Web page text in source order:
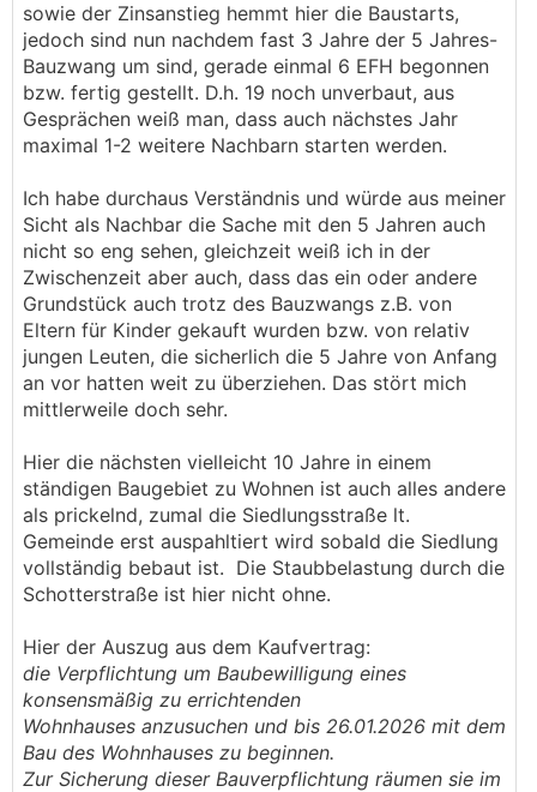
sowie der Zinsanstieg hemmt hier die Baustarts,
jedoch sind nun nachdem fast 3 Jahre der 5 Jahres-
Bauzwang um sind, gerade einmal 6 EFH begonnen
bzw. fertig gestellt. D.h. 19 noch unverbaut, aus
Gesprächen weiß man, dass auch nächstes Jahr
maximal 1-2 weitere Nachbarn starten werden.
Ich habe durchaus Verständnis und würde aus meiner
Sicht als Nachbar die Sache mit den 5 Jahren auch
nicht so eng sehen, gleichzeit weiß ich in der
Zwischenzeit aber auch, dass das ein oder andere
Grundstück auch trotz des Bauzwangs z.B. von
Eltern für Kinder gekauft wurden bzw. von relativ
jungen Leuten, die sicherlich die 5 Jahre von Anfang
an vor hatten weit zu überziehen. Das stört mich
mittlerweile doch sehr.
Hier die nächsten vielleicht 10 Jahre in einem
ständigen Baugebiet zu Wohnen ist auch alles andere
als prickelnd, zumal die Siedlungsstraße lt.
Gemeinde erst auspahltiert wird sobald die Siedlung
vollständig bebaut ist. Die Staubbelastung durch die
Schotterstraße ist hier nicht ohne.
Hier der Auszug aus dem Kaufvertrag:
die Verpflichtung um Baubewilligung eines
konsensmäßig zu errichtenden
Wohnhauses anzusuchen und bis 26.01.2026 mit dem
Bau des Wohnhauses zu beginnen.
Zur Sicherung dieser Bauverpflichtung räumen sie im